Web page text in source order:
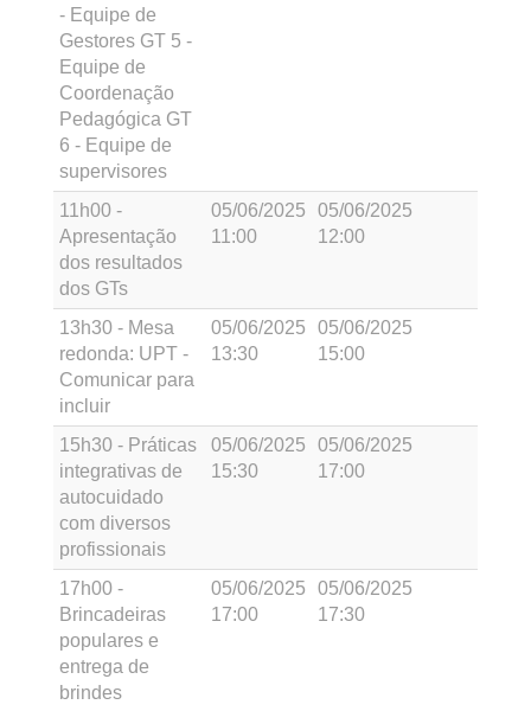
- Equipe de
Gestores GT 5 -
Equipe de
Coordenação
Pedagógica GT
6 - Equipe de
supervisores
11h00 -
Apresentação
dos resultados
dos GTs
05/06/2025
11:00
05/06/2025
12:00
13h30 - Mesa
redonda: UPT -
Comunicar para
incluir
05/06/2025
13:30
05/06/2025
15:00
15h30 - Práticas
integrativas de
autocuidado
com diversos
profissionais
05/06/2025
15:30
05/06/2025
17:00
17h00 -
Brincadeiras
populares e
entrega de
brindes
05/06/2025
17:00
05/06/2025
17:30